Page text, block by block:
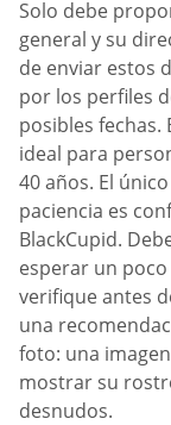
Solo debe
general y su
de enviar estos
por los perfiles
posibles fechas.
ideal para
40 años. El
paciencia es
BlackCupid.
esperar un
verifique antes
una
foto: una
mostrar su
desnudos.